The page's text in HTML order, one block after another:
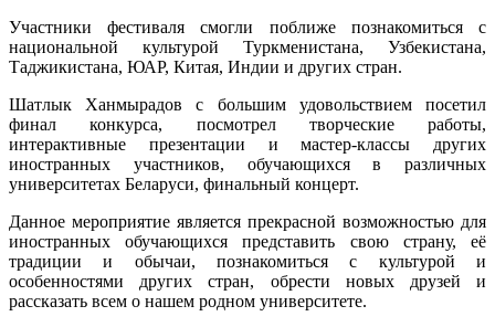
Участники фестиваля смогли поближе познакомиться с
национальной культурой Туркменистана, Узбекистана,
Таджикистана, ЮАР, Китая, Индии и других стран.
Шатлык Ханмырадов с большим удовольствием посетил
финал конкурса, посмотрел творческие работы,
интерактивные презентации и мастер-классы других
иностранных участников, обучающихся в различных
университетах Беларуси, финальный концерт.
Данное мероприятие является прекрасной возможностью для
иностранных обучающихся представить свою страну, её
традиции и обычаи, познакомиться с культурой и
особенностями других стран, обрести новых друзей и
рассказать всем о нашем родном университете.